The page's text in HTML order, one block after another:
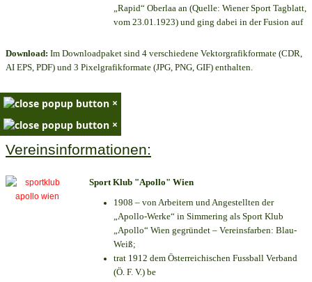
„Rapid“ Oberlaa an (Quelle: Wiener Sport Tagblatt,
vom 23.01.1923) und ging dabei in der Fusion auf
Download: Im Downloadpaket sind 4 verschiedene Vektorgrafikformate (CDR,
AI EPS, PDF) und 3 Pixelgrafikformate (JPG, PNG, GIF) enthalten.
×
×
Vereinsinformationen:
Sport Klub "Apollo" Wien
1908 – von Arbeitern und Angestellten der
„Apollo-Werke“ in Simmering als Sport Klub
„Apollo“ Wien gegründet – Vereinsfarben: Blau-
Weiß;
trat 1912 dem Österreichischen Fussball Verband
(Ö. F. V.) be